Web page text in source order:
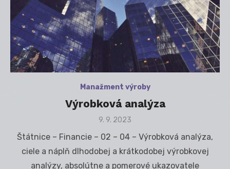
Manažment výroby
Výrobková analýza
Posted
9. 9. 2023
Štátnice – Financie – 02 – 04 – Výrobková analýza,
ciele a náplň dlhodobej a krátkodobej výrobkovej
analýzy, absolútne a pomerové ukazovatele